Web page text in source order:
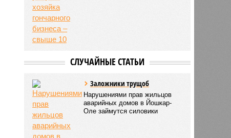
СЛУЧАЙНЫЕ СТАТЬИ
Заложники трущоб
Нарушениями прав жильцов
аварийных домов в Йошкар-
Оле займутся силовики